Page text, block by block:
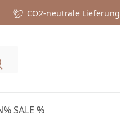
CO2-neutrale Lieferung
% SALE %